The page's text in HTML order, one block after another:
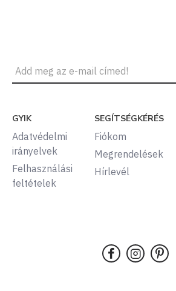
GYIK
Adatvédelmi
irányelvek
Felhasználási
feltételek
SEGÍTSÉGKÉRÉS
Fiókom
Megrendelések
Hírlevél